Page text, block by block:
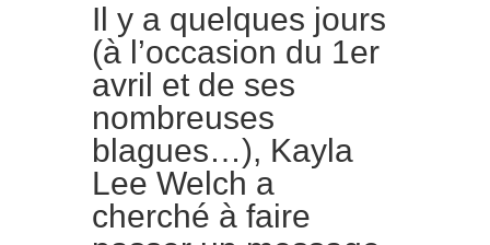
Il y a quelques jours
(à l’occasion du 1er
avril et de ses
nombreuses
blagues…), Kayla
Lee Welch a
cherché à faire